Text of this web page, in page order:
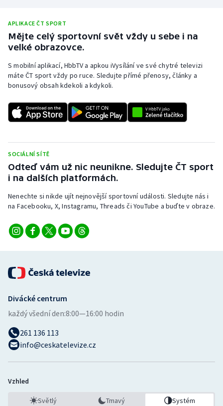
APLIKACE ČT SPORT
Mějte celý sportovní svět vždy u sebe i na
velké obrazovce.
S mobilní aplikací, HbbTV a apkou iVysílání ve své chytré televizi
máte ČT sport vždy po ruce. Sledujte přímé přenosy, články a
bonusový obsah kdekoli a kdykoli.
SOCIÁLNÍ SÍTĚ
Odteď vám už nic neunikne. Sledujte ČT sport
i na dalších platformách.
Nenechte si nikde ujít nejnovější sportovní události. Sledujte nás i
na Facebooku, X, Instagramu, Threads či YouTube a buďte v obraze.
Divácké centrum
každý všední den:8:00—16:00 hodin
261 136 113
info@ceskatelevize.cz
Vzhled
Světlý Tmavý Systém